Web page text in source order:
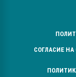
СОГЛАСИЕ